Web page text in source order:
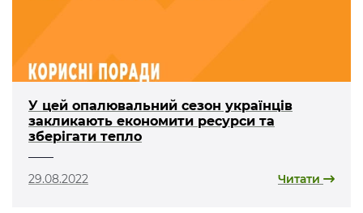
У цей опалювальний сезон українців
закликають економити ресурси та
зберігати тепло
29.08.2022 Читати